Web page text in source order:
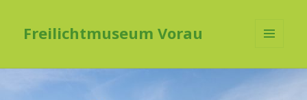
Freilichtmuseum Vorau